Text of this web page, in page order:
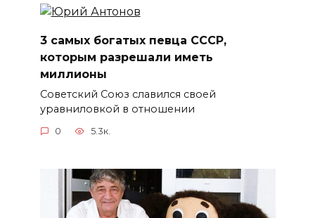
3 самых богатых певца СССР,
которым разрешали иметь
миллионы
Советский Союз славился своей
уравниловкой в отношении
0 5.3к.